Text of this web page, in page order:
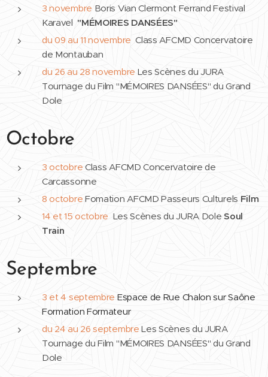
3 novembre Boris Vian Clermont Ferrand Festival
Karavel "MÉMOIRES DANSÉES"
du 09 au 11 novembre Class AFCMD Concervatoire
de Montauban
du 26 au 28 novembre Les Scènes du JURA
Tournage du Film "MÉMOIRES DANSÉES" du Grand
Dole
Octobre
3 octobre Class AFCMD Concervatoire de
Carcassonne
8 octobre Fomation AFCMD Passeurs Culturels Film
14 et 15 octobre Les Scènes du JURA DoleSoul
Train
Septembre
3 et 4 septembre Espace de Rue Chalon sur Saône
Formation Formateur
du 24 au 26 septembre Les Scènes du JURA
Tournage du Film "MÉMOIRES DANSÉES" du Grand
Dole